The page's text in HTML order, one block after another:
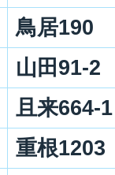
鳥居190
山田91-2
且来664-1
重根1203